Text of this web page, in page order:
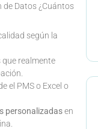
de Datos ¿Cuántos
según la
que realmente
el PMS o Excel o
personalizadasen